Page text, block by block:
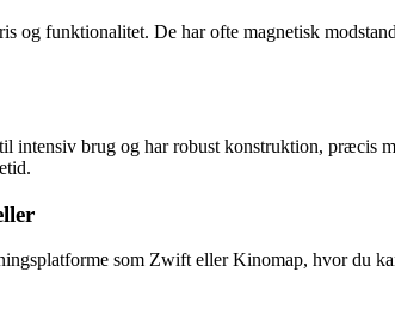
og funktionalitet. De har ofte magnetisk
intensiv brug og har robust konstruktion, præcis
som Zwift eller Kinomap, hvor du